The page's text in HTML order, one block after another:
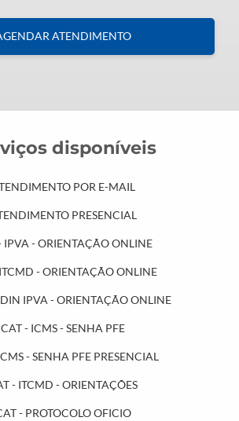
ATENDIMENTO
disponíveis
POR E-MAIL
PRESENCIAL
IPVA - ORIENTAÇÃO ONLINE
- ORIENTAÇÃO ONLINE
IPVA - ORIENTAÇÃO ONLINE
CAT - ICMS - SENHA PFE
- SENHA PFE PRESENCIAL
- ITCMD - ORIENTAÇÕES
- PROTOCOLO OFICIO